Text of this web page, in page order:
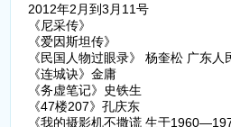
2012年2月到3月11号
《尼采传》
《爱因斯坦传》
《民国人物过眼录》 杨奎松 广东人
《连城诀》金庸
《务虚笔记》史铁生
《47楼207》孔庆东
《我的摄影机不撒谎 生于